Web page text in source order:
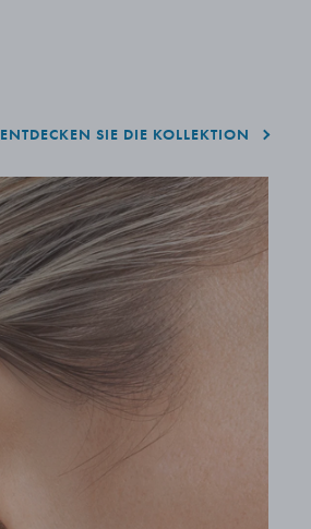
ENTDECKEN SIE DIE KOLLEKTION